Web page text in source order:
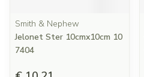
Smith & Nephew
Jelonet Ster 10cmx10cm 10
7404